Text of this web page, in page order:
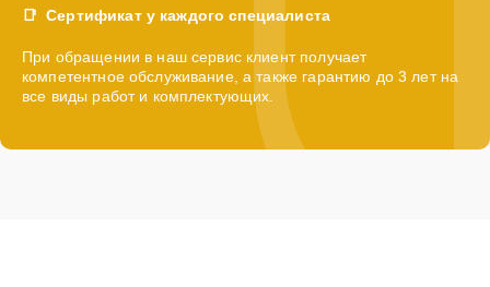
Сертификат у каждого специалиста
При обращении в наш сервис клиент получает
компетентное обслуживание, а также гарантию до 3 лет на
все виды работ и комплектующих.